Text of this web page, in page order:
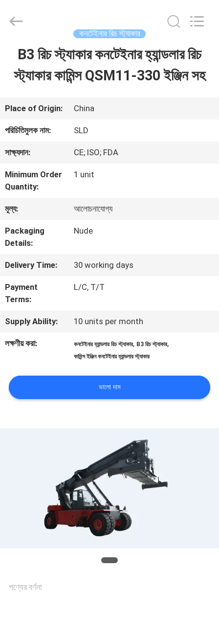
বাড়ি
আমাদের
সম্পর্কে
কারখানা
ভ্রমণ
মান
নিয়ন্ত্রণ
সাইট
ম্যাপ
POLICY
Development
কনটেইনার রিচ স্ট্যাকার
B3 রিচ স্ট্যাকার কনটেইনার হ্যান্ডলার রিচ
স্ট্যাকার কামিন্স QSM11-330 ইঞ্জিন সহ
Place of Origin: China
পরিচিতিমুলক নাম: SLD
সাক্ষ্যদান: CE; ISO; FDA
Minimum Order
Quantity:
1 unit
মূল্য: আলোচনাযোগ্য
Packaging
Details:
Nude
Delivery Time: 30 working days
Payment
Terms:
L/C, T/T
Supply Ability: 10 units per month
লক্ষণীয় করা: কনটেইনার হ্যান্ডলার রিচ স্ট্যাকার, B3 রিচ স্ট্যাকার,
কামিন্স ইঞ্জিন কনটেইনার হ্যান্ডলার স্ট্যাকার
ভালো দাম
পণ্যের বর্ণনা